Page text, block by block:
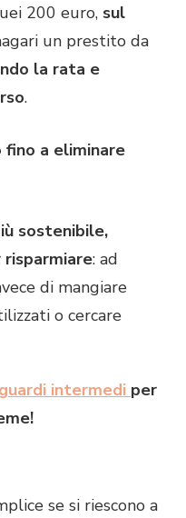
200 euro, sul
un prestito da
la rata e
.
a eliminare
sostenibile,
: ad
di mangiare
o cercare
intermedi per
se si riescono a